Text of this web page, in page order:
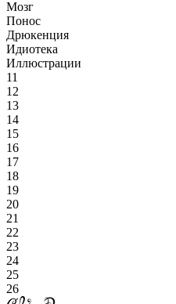
Мозг
Понос
Дрюкенция
Идиотека
Иллюстрации
11
12
13
14
15
16
17
18
19
20
21
22
23
24
25
26